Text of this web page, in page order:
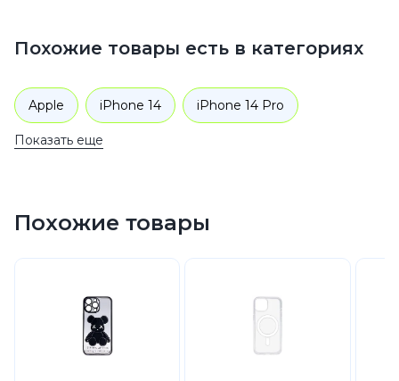
Похожие товары есть в категориях
Apple iPhone 14 iPhone 14 Pro
Аксессуары
Показать еще
Похожие товары